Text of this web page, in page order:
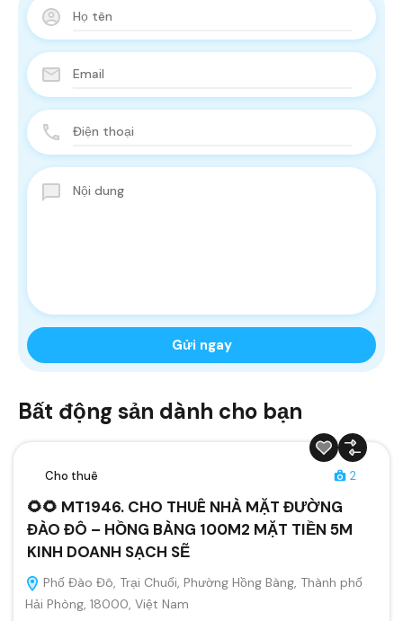
Bất động sản dành cho bạn
Cho thuê 2
🌻🌻 MT1946. CHO THUÊ NHÀ MẶT ĐƯỜNG
ĐÀO ĐÔ – HỒNG BÀNG 100M2 MẶT TIỀN 5M
KINH DOANH SẠCH SẼ
Phố Đào Đô, Trại Chuối, Phường Hồng Bàng, Thành phố
Hải Phòng, 18000, Việt Nam